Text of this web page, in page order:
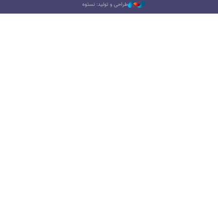
طراحی و تولید: نستوه